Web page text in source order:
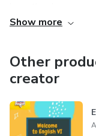
la primera
de las personas y
Show more
Other
creator